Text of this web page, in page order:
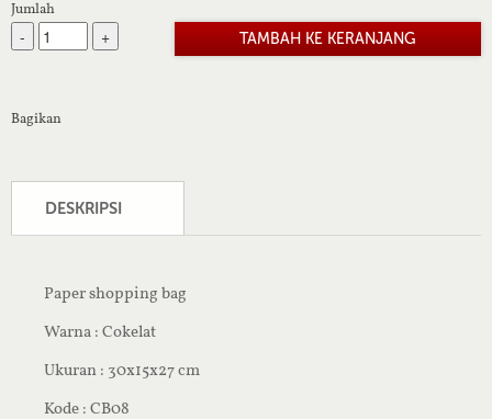
Jumlah
- +
Bagikan
DESKRIPSI
Paper shopping bag
Warna : Cokelat
Ukuran : 30x15x27 cm
Kode : CB08